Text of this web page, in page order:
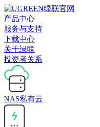
产品中心
服务与支持
下载中心
关于绿联
投资者关系
NAS私有云